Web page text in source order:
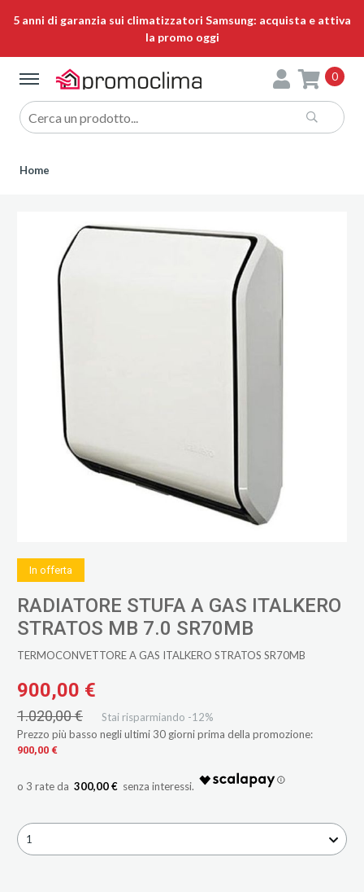
5 anni di garanzia sui climatizzatori Samsung: acquista e attiva
la promo oggi
0
Home
In offerta
RADIATORE STUFA A GAS ITALKERO
STRATOS MB 7.0 SR70MB
TERMOCONVETTORE A GAS ITALKERO STRATOS SR70MB
900,00 €
1.020,00 €
Stai risparmiando -12%
Prezzo più basso negli ultimi 30 giorni prima della promozione:
900,00 €
300,00 €
1